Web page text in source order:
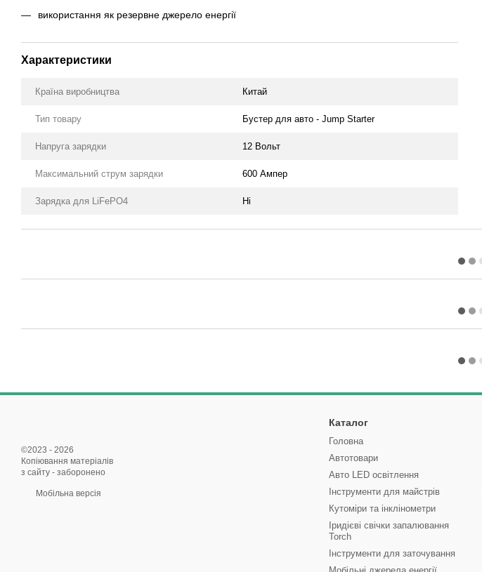
використання як резервне джерело енергії
Характеристики
Країна виробництва Китай
Тип товару Бустер для авто - Jump Starter
Напруга зарядки 12 Вольт
Максимальний струм зарядки 600 Ампер
Зарядка для LiFePO4 Ні
©2023 - 2026
Копіювання матеріалів
з сайту - заборонено
Мобільна версія
Каталог
Головна
Автотовари
Авто LED освітлення
Інструменти для майстрів
Кутоміри та інклінометри
Іридієві свічки запалювання
Torch
Інструменти для заточування